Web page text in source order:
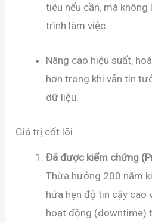
tiêu nếu cần, mà
trình làm việc.
Nâng cao hiệu suất,
hơn trong khi vẫn tin
dữ liệu.
Giá trị cốt lõi
Đã được kiểm chứng
Thừa hưởng 200 năm
hứa hẹn độ tin cậy cao
hoạt động (downtime)